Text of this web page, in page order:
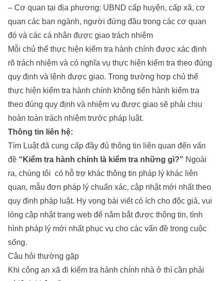
– Cơ quan tại địa phương: UBND cấp huyện, cấp xã, cơ
quan các ban ngành, người đứng đầu trong các cơ quan
đó và các cá nhân được giao trách nhiệm
Mỗi chủ thể thực hiện kiểm tra hành chính được xác định
rõ trách nhiệm và có nghĩa vụ thực hiện kiểm tra theo đúng
quy định và lệnh được giao. Trong trường hợp chủ thể
thực hiện kiểm tra hành chính không tiến hành kiểm tra
theo đúng quy định và nhiệm vụ được giao sẽ phải chịu
hoàn toàn trách nhiệm trước pháp luật.
Thông tin liên hệ:
Tìm Luật đã cung cấp đầy đủ thông tin liên quan đến vấn
đề “Kiểm tra hành chính là kiểm tra những gì?” Ngoài
ra, chúng tôi có hỗ trợ khác thông tin pháp lý khác liên
quan, mẫu đơn pháp lý chuẩn xác, cập nhật mới nhất theo
quy định pháp luật. Hy vọng bài viết có ích cho độc giả, vui
lòng cập nhật trang web để nắm bắt được thông tin, tình
hình pháp lý mới nhất phục vụ cho các vấn đề trong cuộc
sống.
Câu hỏi thường gặp
Khi công an xã đi kiểm tra hành chính nhà ở thì cần phải